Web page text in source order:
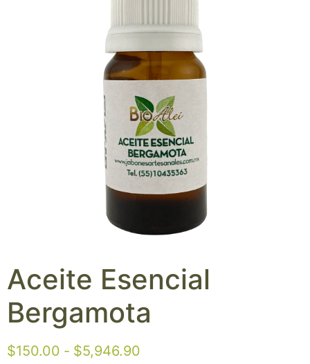
Aceite Esencial
Bergamota
$150.00 - $5,946.90